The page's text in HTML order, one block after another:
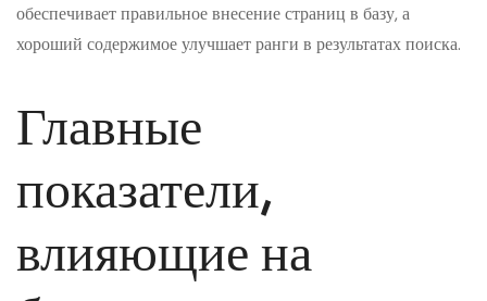
обеспечивает правильное внесение страниц в базу, а
хороший содержимое улучшает ранги в результатах поиска.
Главные
показатели,
влияющие на